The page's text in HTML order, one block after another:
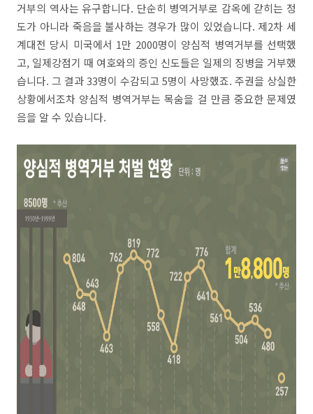
거부의 역사는 유구합니다. 단순히 병역거부로 감옥에 갇히는 정
도가 아니라 죽음을 불사하는 경우가 많이 있었습니다. 제2차 세
계대전 당시 미국에서 1만 2000명이 양심적 병역거부를 선택했
고, 일제강점기 때 여호와의 증인 신도들은 일제의 징병을 거부했
습니다. 그 결과 33명이 수감되고 5명이 사망했죠. 주권을 상실한
상황에서조차 양심적 병역거부는 목숨을 걸 만큼 중요한 문제였
음을 알 수 있습니다.